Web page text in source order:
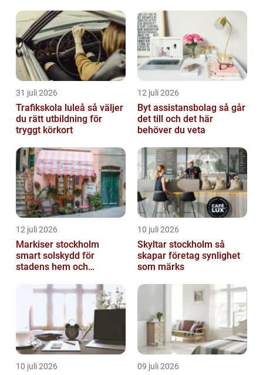
31 juli 2026
Trafikskola luleå så väljer
du rätt utbildning för
tryggt körkort
12 juli 2026
Byt assistansbolag så går
det till och det här
behöver du veta
12 juli 2026
Markiser stockholm
smart solskydd för
stadens hem och
10 juli 2026
Skyltar stockholm så
skapar företag synlighet
som märks
10 juli 2026 09 juli 2026